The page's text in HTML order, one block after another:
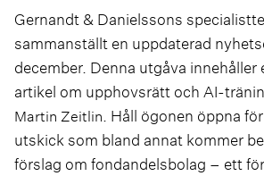
Gernandt & Danielssons
sammanställt en uppdaterad
december. Denna utgåva
artikel om upphovsrätt och AI-
Martin Zeitlin. Håll ögonen öppna
utskick som bland annat kommer
förslag om fondandelsbolag – ett